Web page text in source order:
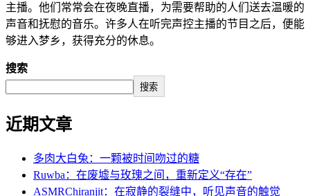
主播。他们常常会在夜晚直播，为需要帮助的人们送去温暖的
声音和抚慰的音乐。许多人在听完声控主播的节目之后，便能
够进入梦乡，获得充分的休息。
搜索
搜索
近期文章
多肉大白兔：一颗被时间吻过的糖
Ruwba：在废墟与玫瑰之间，重新定义“存在”
ASMRChiranjit：在寂静的裂缝中，听见声音的触觉